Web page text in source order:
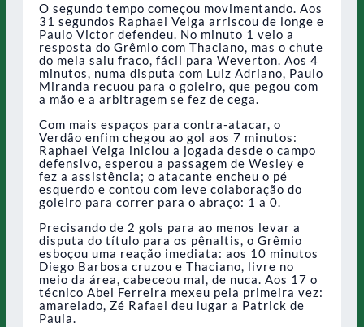
O segundo tempo começou movimentando. Aos
31 segundos Raphael Veiga arriscou de longe e
Paulo Victor defendeu. No minuto 1 veio a
resposta do Grêmio com Thaciano, mas o chute
do meia saiu fraco, fácil para Weverton. Aos 4
minutos, numa disputa com Luiz Adriano, Paulo
Miranda recuou para o goleiro, que pegou com
a mão e a arbitragem se fez de cega.
Com mais espaços para contra-atacar, o
Verdão enfim chegou ao gol aos 7 minutos:
Raphael Veiga iniciou a jogada desde o campo
defensivo, esperou a passagem de Wesley e
fez a assistência; o atacante encheu o pé
esquerdo e contou com leve colaboração do
goleiro para correr para o abraço: 1 a 0.
Precisando de 2 gols para ao menos levar a
disputa do título para os pênaltis, o Grêmio
esboçou uma reação imediata: aos 10 minutos
Diego Barbosa cruzou e Thaciano, livre no
meio da área, cabeceou mal, de nuca. Aos 17 o
técnico Abel Ferreira mexeu pela primeira vez:
amarelado, Zé Rafael deu lugar a Patrick de
Paula.